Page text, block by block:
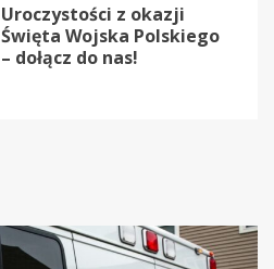
Uroczystości z okazji
Święta Wojska Polskiego
– dołącz do nas!